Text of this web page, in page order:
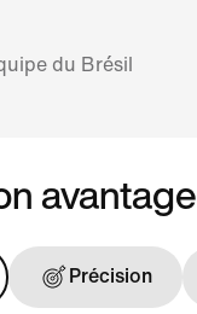
du Brésil
avantage
Précision